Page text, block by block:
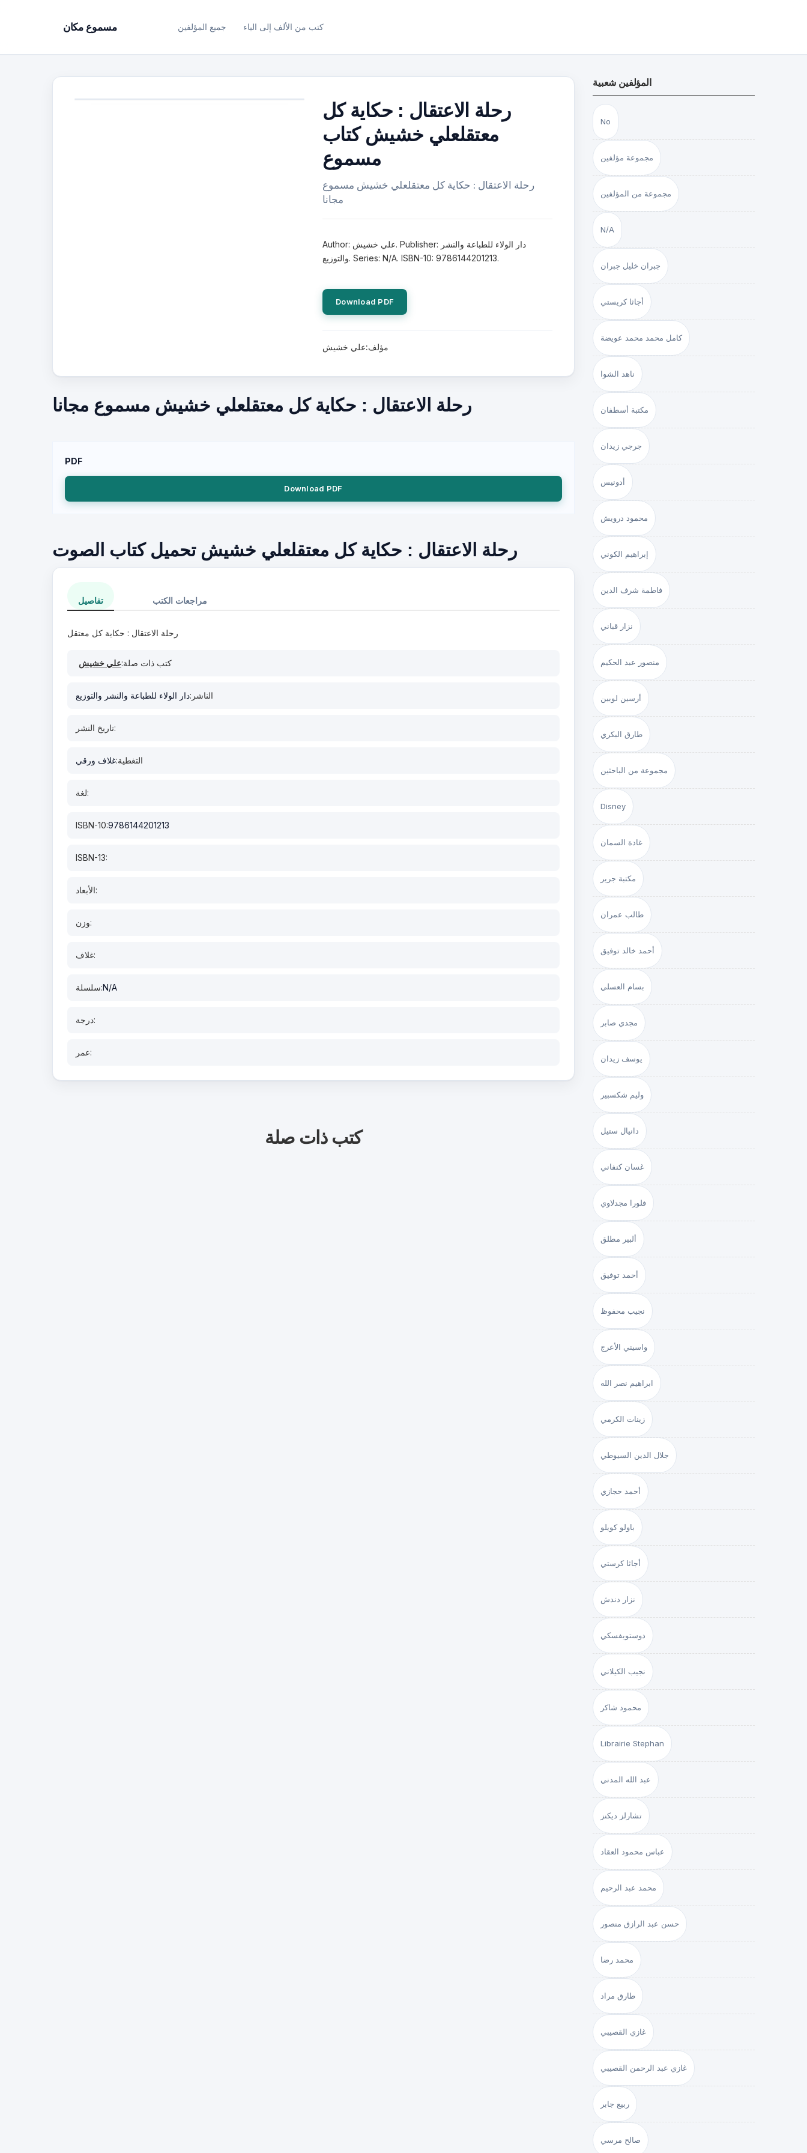
مسموع مكان جميع المؤلفين كتب من الألف إلى الياء
رحلة الاعتقال : حكاية كل
معتقلعلي خشيش كتاب
مسموع
رحلة الاعتقال : حكاية كل معتقلعلي خشيش مسموع
مجانا
Author: علي خشيش. Publisher: دار الولاء للطباعة والنشر
والتوزيع. Series: N/A. ISBN-10: 9786144201213.
Download PDF
مؤلف:علي خشيش
رحلة الاعتقال : حكاية كل معتقلعلي خشيش مسموع مجانا
PDF
Download PDF
رحلة الاعتقال : حكاية كل معتقلعلي خشيش تحميل كتاب الصوت
تفاصيل مراجعات الكتب
رحلة الاعتقال : حكاية كل معتقل
كتب ذات صلة:علي خشيش
الناشر:دار الولاء للطباعة والنشر والتوزيع
تاريخ النشر:
التغطية:غلاف ورقي
لغة:
ISBN-10:9786144201213
ISBN-13:
الأبعاد:
وزن:
غلاف:
سلسلة:N/A
درجة:
عمر:
كتب ذات صلة
المؤلفين شعبية
No
مجموعة مؤلفين
مجموعة من المؤلفين
N/A
جبران خليل جبران
أجاثا كريستي
كامل محمد محمد عويضة
ناهد الشوا
مكتبة أسطفان
جرجي زيدان
أدونيس
محمود درويش
إبراهيم الكوني
فاطمة شرف الدين
نزار قباني
منصور عبد الحكيم
أرسين لوبين
طارق البكري
مجموعة من الباحثين
Disney
غادة السمان
مكتبة جرير
طالب عمران
أحمد خالد توفيق
بسام العسلي
مجدي صابر
يوسف زيدان
وليم شكسبير
دانيال ستيل
غسان كنفاني
فلورا مجدلاوي
ألبير مطلق
أحمد توفيق
نجيب محفوظ
واسيني الأعرج
ابراهيم نصر الله
زينات الكرمي
جلال الدين السيوطي
أحمد حجازي
باولو كويلو
أجاثا كرستي
نزار دندش
دوستويفسكي
نجيب الكيلاني
محمود شاكر
Librairie Stephan
عبد الله المدني
تشارلز ديكنز
عباس محمود العقاد
محمد عبد الرحيم
حسن عبد الرازق منصور
محمد رضا
طارق مراد
غازي القصيبي
غازي عبد الرحمن القصيبي
ربيع جابر
صالح مرسي